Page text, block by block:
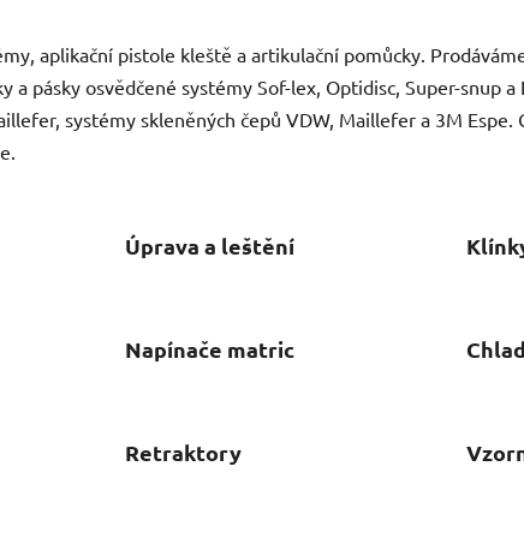
aplikační pistole kleště a artikulační pomůcky.
pásky osvědčené systémy Sof-lex, Optidisc, Super-snup a
systémy skleněných čepů VDW, Maillefer a 3M Espe.
Úprava a leštění
Napínače matric
Retraktory